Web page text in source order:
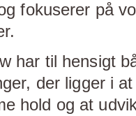
fokuserer på
har til hensigt
der ligger i
hold og at